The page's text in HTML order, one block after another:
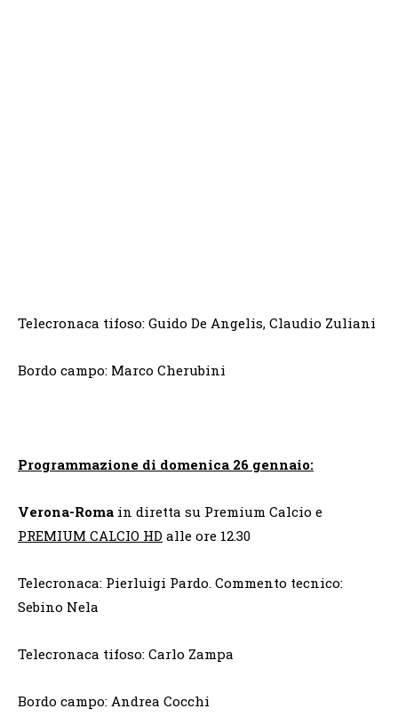
Telecronaca tifoso: Guido De Angelis, Claudio Zuliani
Bordo campo: Marco Cherubini
Programmazione di domenica 26 gennaio:
Verona-Roma in diretta su Premium Calcio e
PREMIUM CALCIO HD alle ore 12.30
Telecronaca: Pierluigi Pardo. Commento tecnico:
Sebino Nela
Telecronaca tifoso: Carlo Zampa
Bordo campo: Andrea Cocchi